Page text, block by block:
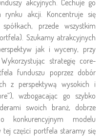
akcyjnych. Cechuje go
rynku akcji. Koncentruje się
przede wszystkim
Szukamy atrakcyjnych
jak i wyceny, przy
strategię core-
funduszu poprzez dobór
z perspektywą wysokich i
wzbogacając go szybko
swoich branż, dobrze
konkurencyjnym modelu
tej części portfela staramy się